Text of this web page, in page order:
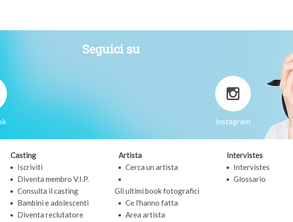
Seguici su
Instagram
Casting
Iscriviti
Diventa membro V.I.P.
Consulta il casting
Bambini e adolescenti
Diventa reclutatore
Artista
Cerca un artista
Gli ultimi book fotografici
Ce l'hanno fatta
Area artista
Intervistes
Intervistes
Glossario